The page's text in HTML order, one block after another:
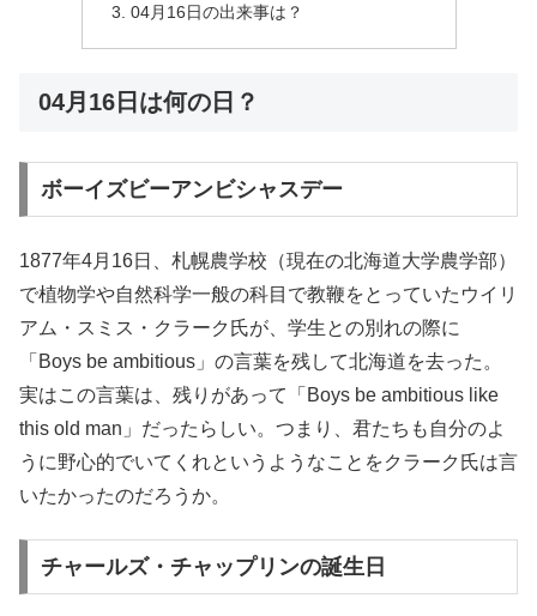
04月16日の出来事は？
04月16日は何の日？
ボーイズビーアンビシャスデー
1877年4月16日、札幌農学校（現在の北海道大学農学部）
で植物学や自然科学一般の科目で教鞭をとっていたウイリ
アム・スミス・クラーク氏が、学生との別れの際に
「Boys be ambitious」の言葉を残して北海道を去った。
実はこの言葉は、残りがあって「Boys be ambitious like
this old man」だったらしい。つまり、君たちも自分のよ
うに野心的でいてくれというようなことをクラーク氏は言
いたかったのだろうか。
チャールズ・チャップリンの誕生日